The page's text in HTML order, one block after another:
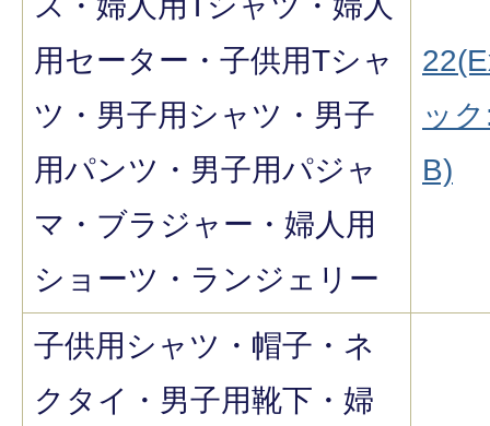
用セーター・子供用Tシャ
ツ・男子用シャツ・男子
用パンツ・男子用パジャ
マ・ブラジャー・婦人用
ショーツ・ランジェリー
ッ
B)
子供用シャツ・帽子・ネ
クタイ・男子用靴下・婦